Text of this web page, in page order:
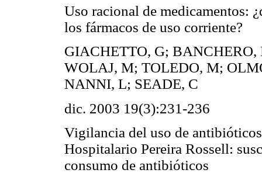
Uso racional de medicamentos:
los fármacos de uso corriente?
GIACHETTO, G;
WOLAJ, M; TOLEDO, M;
NANNI, L; SEADE, C
dic. 2003 19(3):231-236
Vigilancia del uso de
Hospitalario Pereira Rossell:
consumo de antibióticos